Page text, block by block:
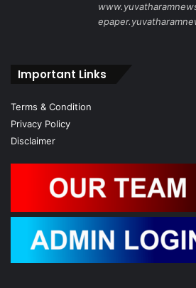
Important Links
Terms & Condition
Privacy Policy
Disclaimer